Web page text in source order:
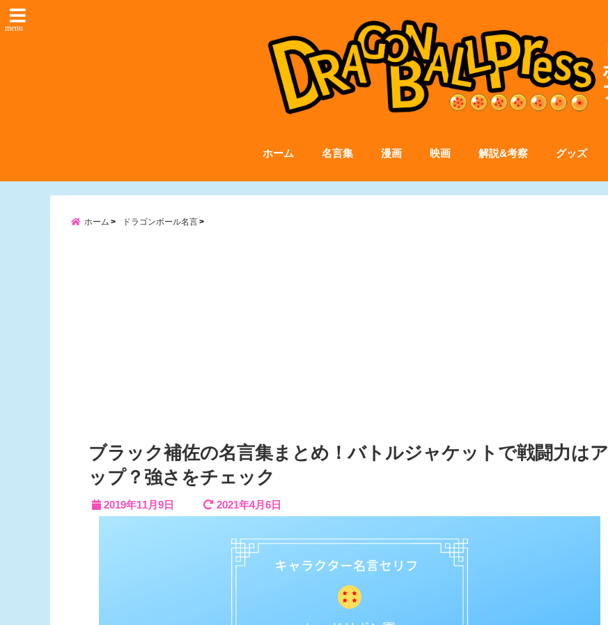
menu
ホーム 名言集 漫画 映画 解説&考察 グッズ
ホーム ドラゴンボール名言
ブラック補佐の名言集まとめ！バトルジャケットで戦闘力はア
ップ？強さをチェック
2019年11月9日 2021年4月6日